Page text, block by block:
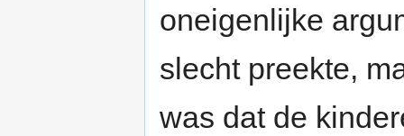
oneigenlijke
slecht preekte,
was dat de